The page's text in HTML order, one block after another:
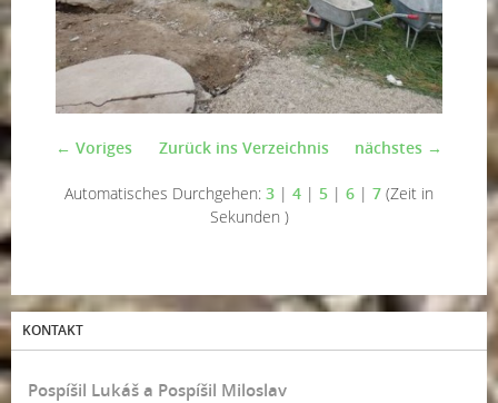
← Voriges nächstes →
Zurück ins Verzeichnis
Automatisches Durchgehen: 3 | 4 | 5 | 6 | 7 (Zeit in
Sekunden )
KONTAKT
Pospíšil Lukáš a Pospíšil Miloslav